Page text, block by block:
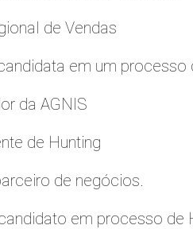
de Vendas
em um processo
da AGNIS
de Hunting
de negócios.
em processo de